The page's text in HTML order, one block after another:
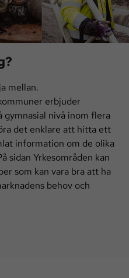
mellan.
erbjuder
gymnasial nivå inom flera
det enklare att hitta ett
information om de olika
sidan Yrkesområden kan
som kan vara bra att ha
behov och